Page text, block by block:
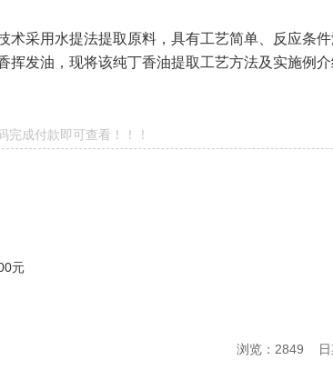
采用水提法提取原料，具有工艺简单、反应条
发油，现将该纯丁香油提取工艺方法及实施例
成付款即可查看！！！
元
浏览：2849 日